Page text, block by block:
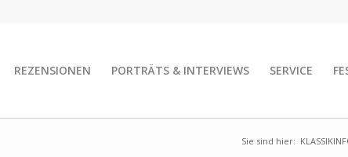
REZENSIONEN PORTRÄTS & INTERVIEWS SERVICE
Sie sind hier: